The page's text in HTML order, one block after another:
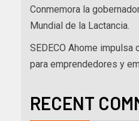
Conmemora la
Mundial de la Lactancia.
SEDECO Ahome impulsa
para emprendedores y
RECENT